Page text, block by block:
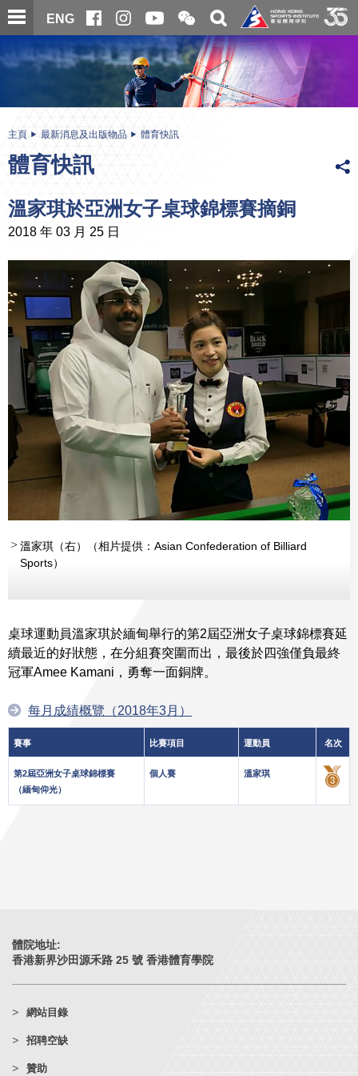
跳
至
內
ENG
開
合
微
信
二
維
碼
關
搜
尋
内
主頁 最新消息及出版物品 體育快訊
體育快訊
溫家琪於亞洲女子桌球錦標賽摘銅
2018 年 03 月 25 日
溫家琪（右）（相片提供：Asian Confederation of Billiard
Sports）
桌球運動員溫家琪於緬甸舉行的第2屆亞洲女子桌球錦標賽延
續最近的好狀態，在分組賽突圍而出，最後於四強僅負最終
冠軍Amee Kamani，勇奪一面銅牌。
每月成績概覽（2018年3月）
賽事 比賽項目 運動員 名次
第2屆亞洲女子桌球錦標賽
（緬甸仰光）
個人賽 溫家琪
體院地址:
香港新界沙田源禾路 25 號 香港體育學院
網站目錄
招聘空缺
贊助